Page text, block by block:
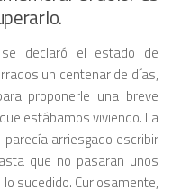
declaró el estado de
un centenar de días,
proponerle una breve
estábamos viviendo. La
arriesgado escribir
que no pasaran unos
sucedido. Curiosamente,